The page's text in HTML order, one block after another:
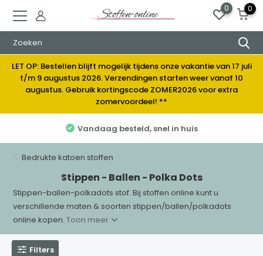
0 0
LET OP: Bestellen blijft mogelijk tijdens onze vakantie van 17 juli
t/m 9 augustus 2026. Verzendingen starten weer vanaf 10
augustus. Gebruik kortingscode ZOMER2026 voor extra
zomervoordeel! **
besteld, snel in huis
Bedrukte katoen stoffen
Stippen - Ballen - Polka Dots
Stippen-ballen-polkadots stof. Bij stoffen online kunt u
verschillende maten & soorten stippen/ballen/polkadots
online kopen.Toon meer
Filters